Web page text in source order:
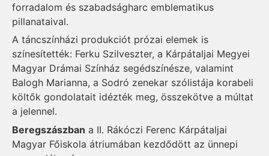
forradalom és szabadságharc emblematikus
pillanataival.
A táncszínházi produkciót prózai elemek is
színesítették: Ferku Szilveszter, a Kárpátaljai Megyei
Magyar Drámai Színház segédszínésze, valamint
Balogh Marianna, a Sodró zenekar szólistája korabeli
költők gondolatait idézték meg, összekötve a múltat
a jelennel.
Beregszászban a II. Rákóczi Ferenc Kárpátaljai
Magyar Főiskola átriumában kezdődött az ünnepi